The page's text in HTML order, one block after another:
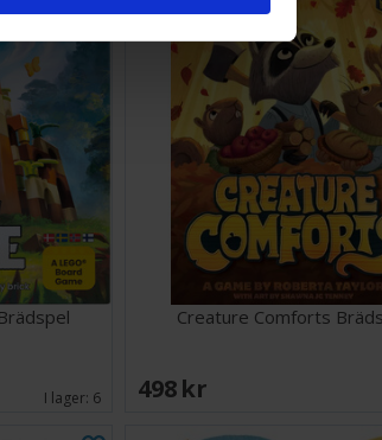
I lager: 6
Creature Comforts
498 SEK